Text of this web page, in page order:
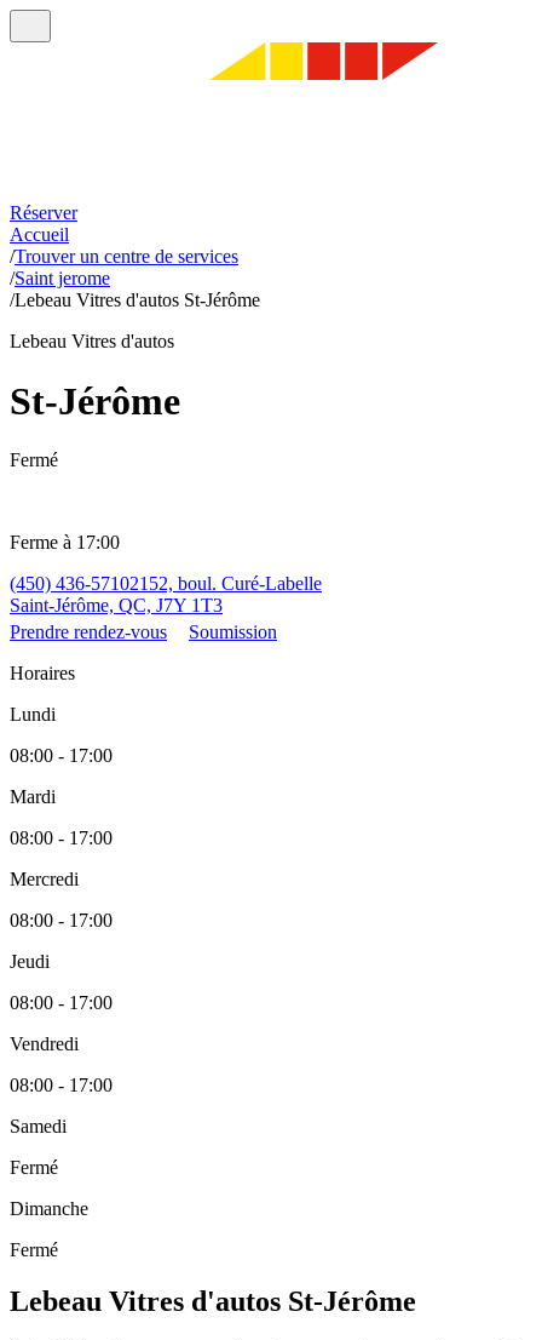
Réserver
Accueil
/Trouver un centre de services
/Saint jerome
/Lebeau Vitres d'autos St-Jérôme
Lebeau Vitres d'autos
St-Jérôme
Fermé
Ferme à 17:00
(450) 436-57102152, boul. Curé-Labelle
Saint-Jérôme, QC, J7Y 1T3
Prendre rendez-vous
Soumission
Horaires
Lundi
08:00 - 17:00
Mardi
08:00 - 17:00
Mercredi
08:00 - 17:00
Jeudi
08:00 - 17:00
Vendredi
08:00 - 17:00
Samedi
Fermé
Dimanche
Fermé
Lebeau Vitres d'autos St-Jérôme